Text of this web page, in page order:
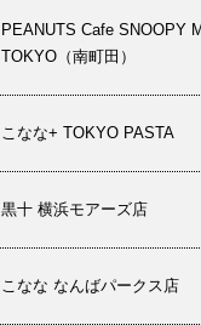
PEANUTS Cafe SNOOPY
TOKYO（南町田）
こなな+ TOKYO PASTA
黒十 横浜モアーズ店
こなな なんばパークス店